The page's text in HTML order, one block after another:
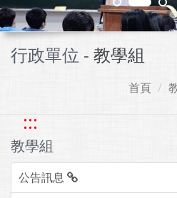
行政單位 - 教學組
首頁
:::
教學組
公告訊息